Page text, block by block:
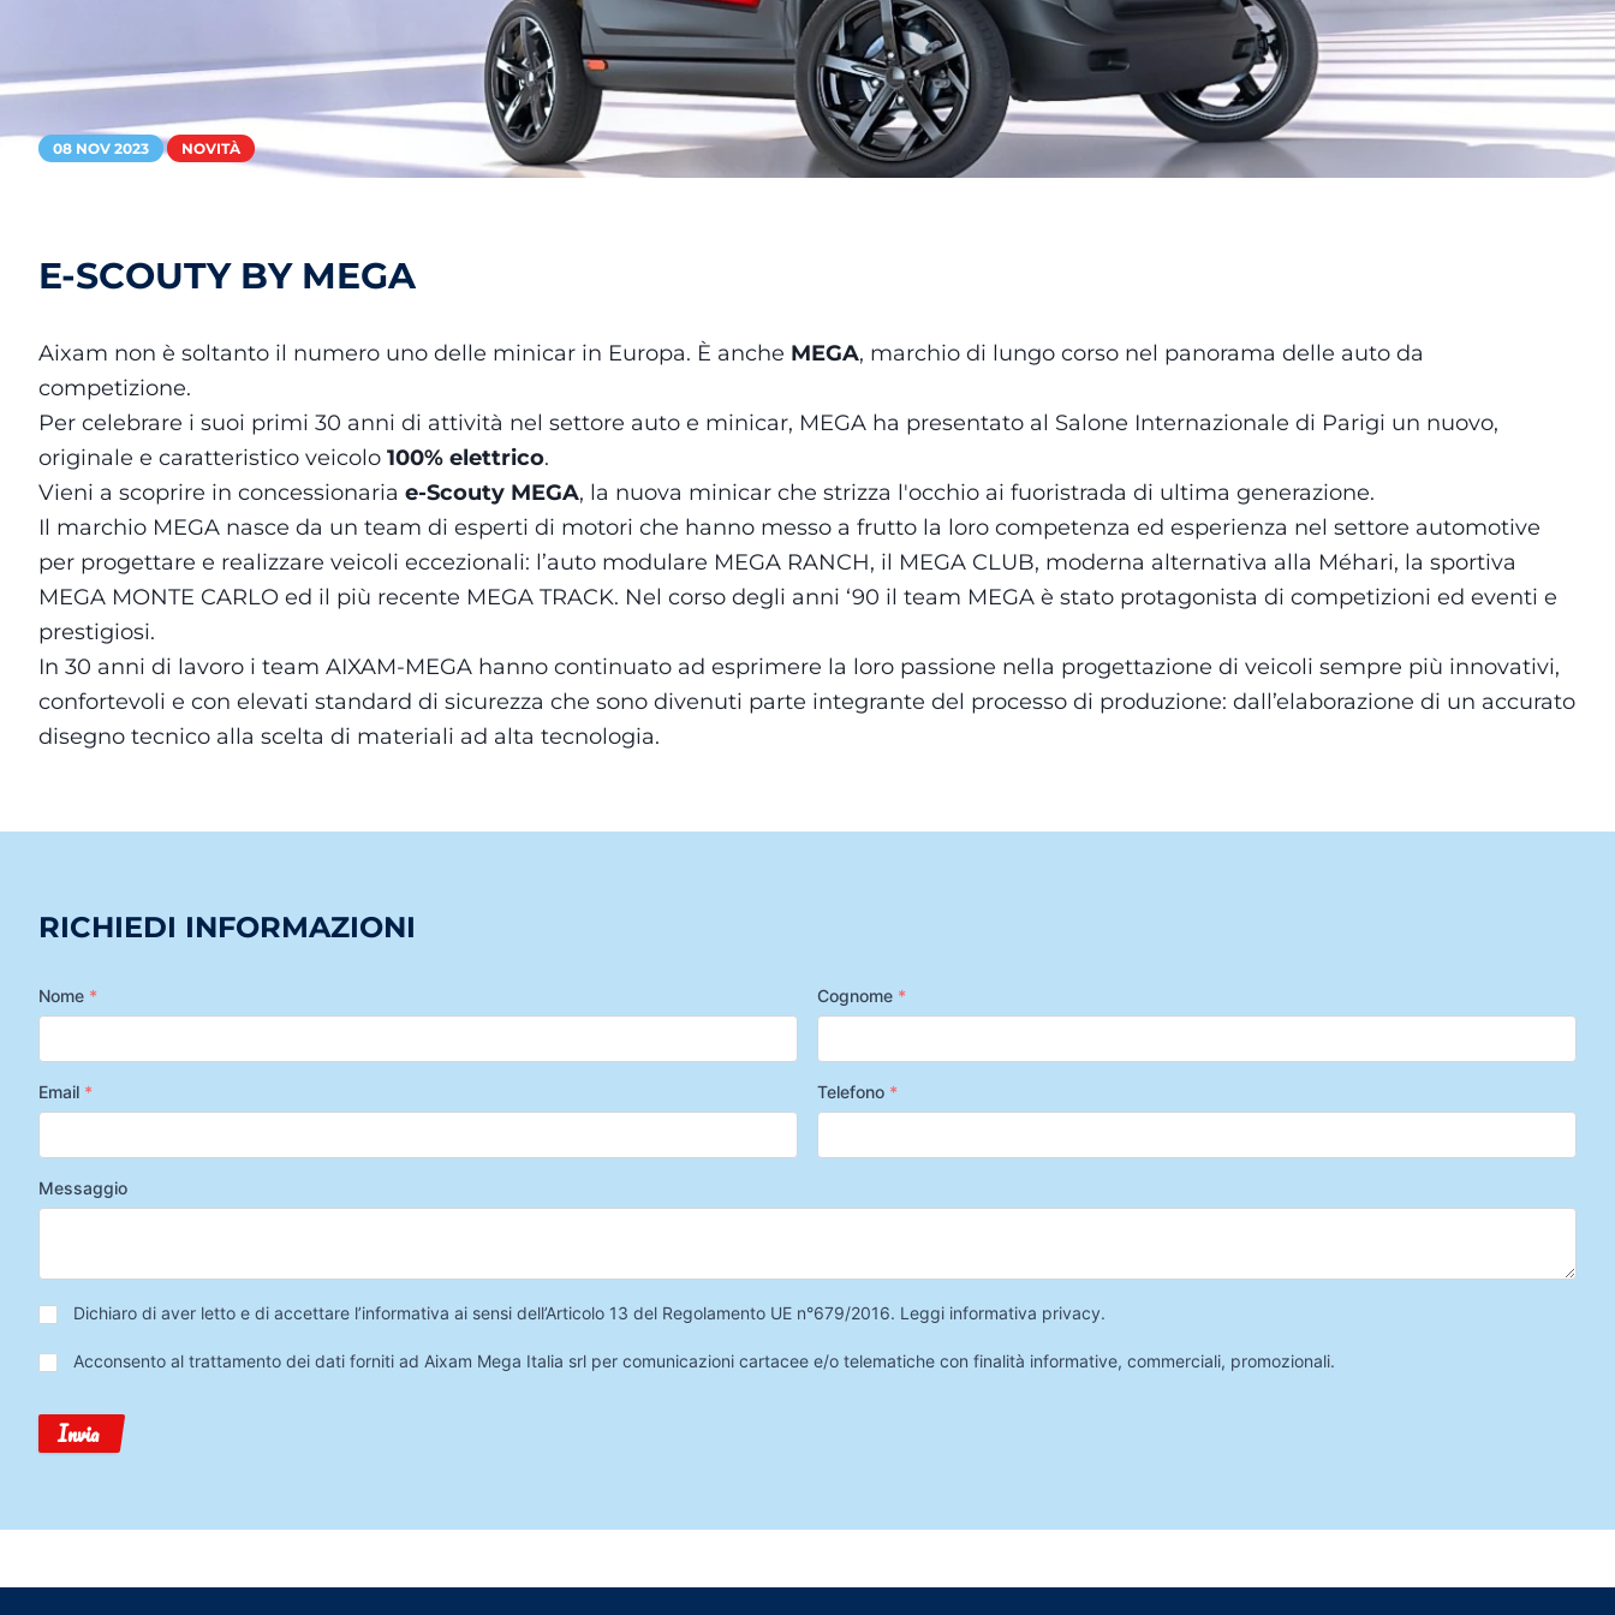
08 NOV 2023 NOVITÀ
E-SCOUTY BY MEGA
Aixam non è soltanto il numero uno delle minicar in Europa. È anche MEGA, marchio di lungo corso nel panorama delle auto da
competizione.
Per celebrare i suoi primi 30 anni di attività nel settore auto e minicar, MEGA ha presentato al Salone Internazionale di Parigi un nuovo,
originale e caratteristico veicolo 100% elettrico.
Vieni a scoprire in concessionaria e-Scouty MEGA, la nuova minicar che strizza l'occhio ai fuoristrada di ultima generazione.
Il marchio MEGA nasce da un team di esperti di motori che hanno messo a frutto la loro competenza ed esperienza nel settore automotive
per progettare e realizzare veicoli eccezionali: l’auto modulare MEGA RANCH, il MEGA CLUB, moderna alternativa alla Méhari, la sportiva
MEGA MONTE CARLO ed il più recente MEGA TRACK. Nel corso degli anni ‘90 il team MEGA è stato protagonista di competizioni ed eventi e
prestigiosi.
In 30 anni di lavoro i team AIXAM-MEGA hanno continuato ad esprimere la loro passione nella progettazione di veicoli sempre più innovativi,
confortevoli e con elevati standard di sicurezza che sono divenuti parte integrante del processo di produzione: dall’elaborazione di un accurato
disegno tecnico alla scelta di materiali ad alta tecnologia.
RICHIEDI INFORMAZIONI
Nome * Cognome *
Email * Telefono *
Messaggio
Privacy*
Dichiaro di aver letto e di accettare l’informativa ai sensi dell’Articolo 13 del Regolamento UE n°679/2016. Leggi informativa privacy.
Trattamento
Dati
Acconsento al trattamento dei dati forniti ad Aixam Mega Italia srl per comunicazioni cartacee e/o telematiche con finalità informative, commerciali, promozionali.
Invia